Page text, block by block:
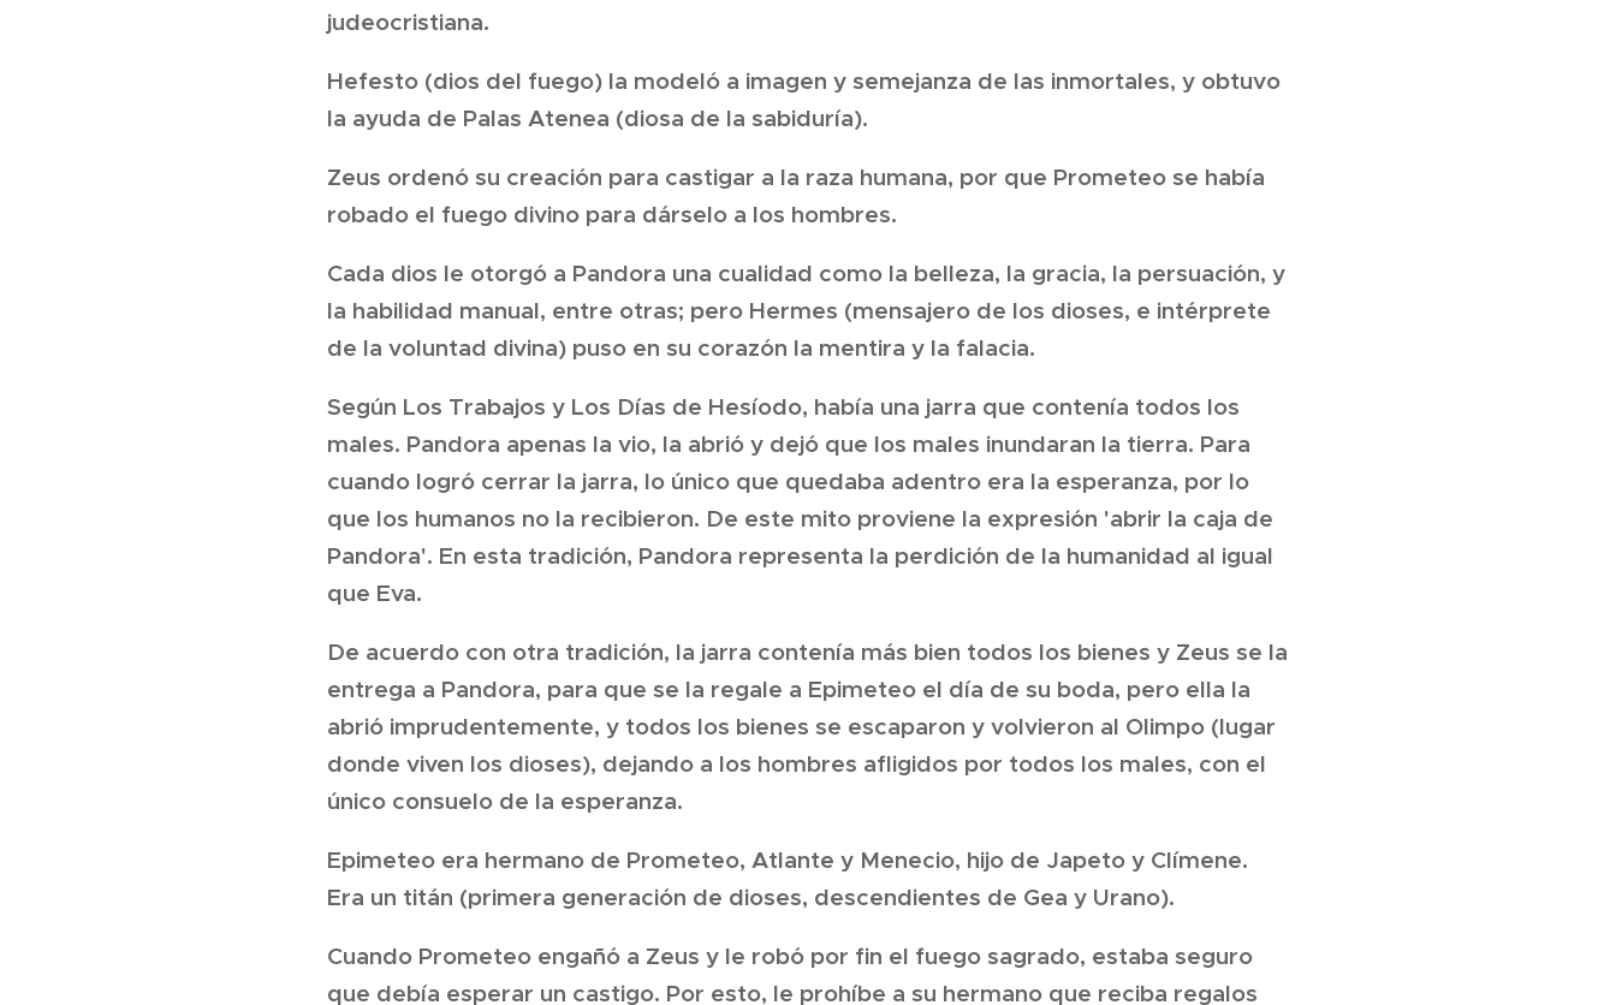
judeocristiana.
Hefesto (dios del fuego) la modeló a imagen y semejanza de las inmortales, y obtuvo
la ayuda de Palas Atenea (diosa de la sabiduría).
Zeus ordenó su creación para castigar a la raza humana, por que Prometeo se había
robado el fuego divino para dárselo a los hombres.
Cada dios le otorgó a Pandora una cualidad como la belleza, la gracia, la persuación, y
la habilidad manual, entre otras; pero Hermes (mensajero de los dioses, e intérprete
de la voluntad divina) puso en su corazón la mentira y la falacia.
Según Los Trabajos y Los Días de Hesíodo, había una jarra que contenía todos los
males. Pandora apenas la vio, la abrió y dejó que los males inundaran la tierra. Para
cuando logró cerrar la jarra, lo único que quedaba adentro era la esperanza, por lo
que los humanos no la recibieron. De este mito proviene la expresión 'abrir la caja de
Pandora'. En esta tradición, Pandora representa la perdición de la humanidad al igual
que Eva.
De acuerdo con otra tradición, la jarra contenía más bien todos los bienes y Zeus se la
entrega a Pandora, para que se la regale a Epimeteo el día de su boda, pero ella la
abrió imprudentemente, y todos los bienes se escaparon y volvieron al Olimpo (lugar
donde viven los dioses), dejando a los hombres afligidos por todos los males, con el
único consuelo de la esperanza.
Epimeteo era hermano de Prometeo, Atlante y Menecio, hijo de Japeto y Clímene.
Era un titán (primera generación de dioses, descendientes de Gea y Urano).
Cuando Prometeo engañó a Zeus y le robó por fin el fuego sagrado, estaba seguro
que debía esperar un castigo. Por esto, le prohíbe a su hermano que reciba regalos